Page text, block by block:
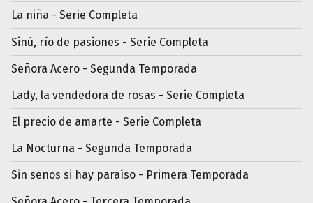
La niña - Serie Completa
Sinú, río de pasiones - Serie Completa
Señora Acero - Segunda Temporada
Lady, la vendedora de rosas - Serie Completa
El precio de amarte - Serie Completa
La Nocturna - Segunda Temporada
Sin senos si hay paraíso - Primera Temporada